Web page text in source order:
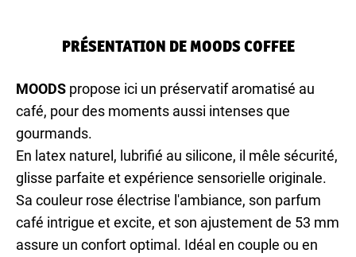
PRÉSENTATION DE MOODS COFFEE
MOODS propose ici un préservatif aromatisé au
café, pour des moments aussi intenses que
gourmands.
En latex naturel, lubrifié au silicone, il mêle sécurité,
glisse parfaite et expérience sensorielle originale.
Sa couleur rose électrise l'ambiance, son parfum
café intrigue et excite, et son ajustement de 53 mm
assure un confort optimal. Idéal en couple ou en